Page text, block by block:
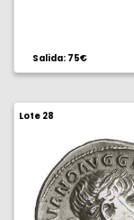
Salida: 75€
Lote 28